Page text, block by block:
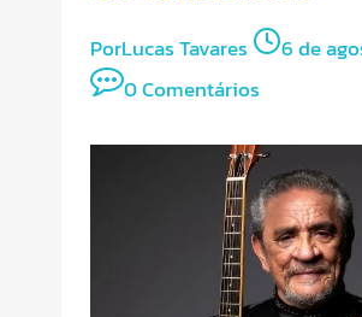
PorLucas Tavares
6 de
0 Comentários